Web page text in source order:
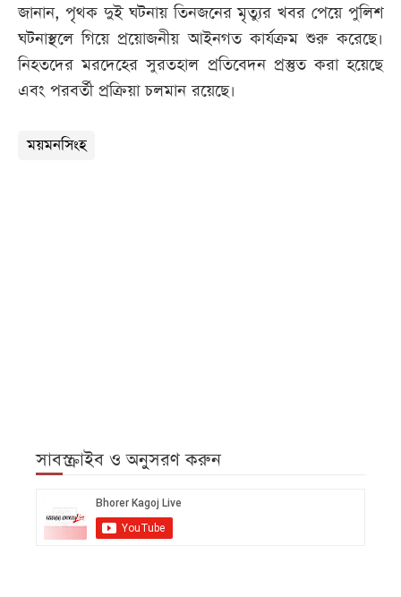
জানান, পৃথক দুই ঘটনায় তিনজনের মৃত্যুর খবর পেয়ে পুলিশ
ঘটনাস্থলে গিয়ে প্রয়োজনীয় আইনগত কার্যক্রম শুরু করেছে।
নিহতদের মরদেহের সুরতহাল প্রতিবেদন প্রস্তুত করা হয়েছে
এবং পরবর্তী প্রক্রিয়া চলমান রয়েছে।
ময়মনসিংহ
সাবস্ক্রাইব ও অনুসরণ করুন